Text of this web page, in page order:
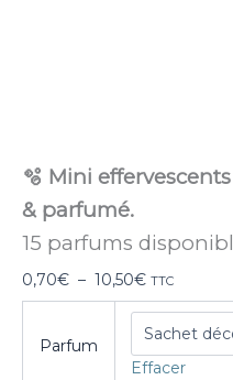
🫧 Mini
& parfumé.
15 parfums
0,70€ – 10,50€Plage
de
prix :
0,70€
TTC
Parfum
Effacer